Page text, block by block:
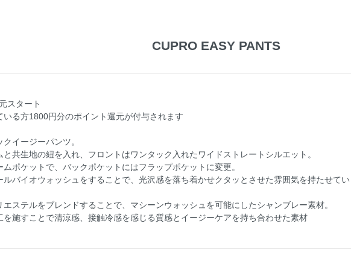
CUPRO EASY PANTS
スタート
いる方1800円分のポイント還元が付与されます
イージーパンツ。
と共生地の紐を入れ、フロントはワンタック入れたワイドストレートシルエット。
ムポケットで、バックポケットにはフラップポケットに変更。
ルバイオウォッシュをすることで、光沢感を落ち着かせクタッとさせた雰囲気を持たせて
エステルをブレンドすることで、マシーンウォッシュを可能にしたシャンブレー素材。
を施すことで清涼感、接触冷感を感じる質感とイージーケアを持ち合わせた素材